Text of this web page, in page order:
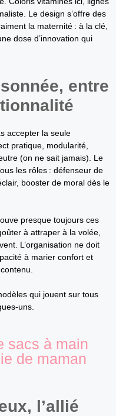
Le design s’offre des
la maternité : à la clé,
dose d’innovation qui
entre
accepter la seule
pratique, modularité,
(on ne sait jamais). Le
les rôles : défenseur de
booster de moral dès le
presque toujours ces
à attraper à la volée,
L’organisation ne doit
à marier confort et
qui jouent sur tous
uns.
sacs à main
de maman
l’allié